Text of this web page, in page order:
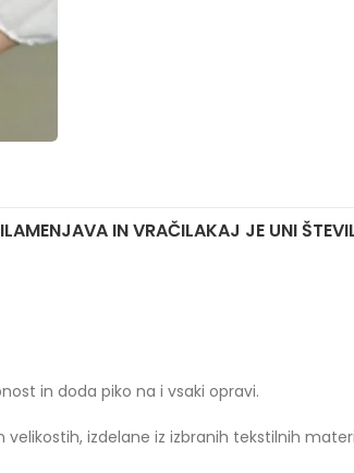
MENJAVA IN VRAČILAKAJ JE UNI
in doda piko na i vsaki opravi.
izdelane iz izbranih tekstilnih